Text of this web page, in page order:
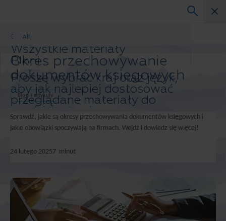
Wszystkie materiały
Blogi
Studium przypadku
Przewodniki po rozwiązaniach
Webinary
Biała księga
All
Proszę wybrać kraj oraz język,
aby jak najlepiej dostosować
przeglądane materiały do
swoich potrzeb.
Preferowany kraj i język:
Asia-Pacific and India
Latin America
North America
Blogi i artykuły
Okres przechowywanie
dokumentów księgowych
Blogi i artykuły
Sprawdź, jakie są okresy przechowywania dokumentów księgowych i
jakie obowiązki spoczywają na firmach. Wejdź i dowiedz się więcej!
24 lutego 20257 minut